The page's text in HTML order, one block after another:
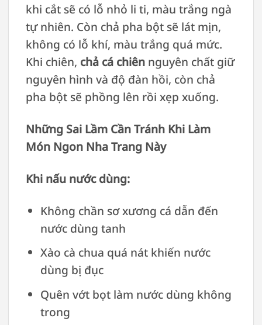
khi cắt sẽ có lỗ nhỏ li ti, màu trắng ngà
tự nhiên. Còn chả pha bột sẽ lát mịn,
không có lỗ khí, màu trắng quá mức.
Khi chiên, chả cá chiênnguyên chất giữ
nguyên hình và độ đàn hồi, còn chả
pha bột sẽ phồng lên rồi xẹp xuống.
Những Sai Lầm Cần Tránh Khi Làm
Món Ngon Nha Trang Này
Khi nấu nước dùng:
Không chần sơ xương cá dẫn đến
nước dùng tanh
Xào cà chua quá nát khiến nước
dùng bị đục
Quên vớt bọt làm nước dùng không
trong